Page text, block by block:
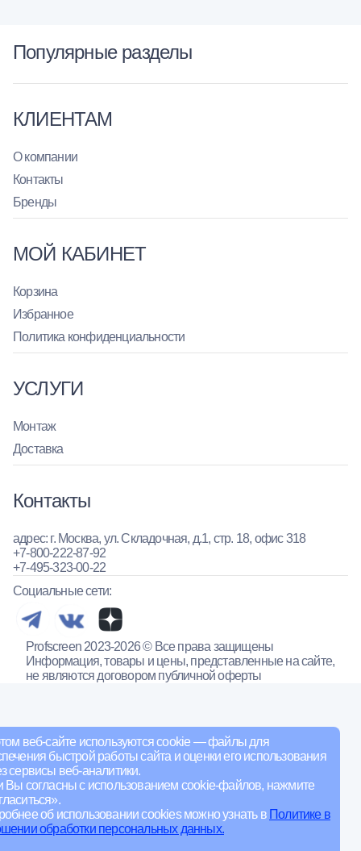
веб-сайте используются cookie — файлы для
быстрой работы сайта и оценки его использования
сервисы веб-аналитики.
Вы согласны с использованием cookie-файлов, нажмите
об использовании cookies можно узнать в Политике в
обработки персональных данных.
Популярные разделы
КЛИЕНТАМ
О компании
Контакты
Бренды
МОЙ КАБИНЕТ
Корзина
Избранное
Политика конфиденциальности
УСЛУГИ
Монтаж
Доставка
Контакты
адрес: г. Москва, ул. Складочная, д.1, стр. 18, офис 318
+7-800-222-87-92
+7-495-323-00-22
Социальные сети:
Profscreen 2023-2026 © Все права защищены
Информация, товары и цены, представленные на сайте,
не являются договором публичной оферты